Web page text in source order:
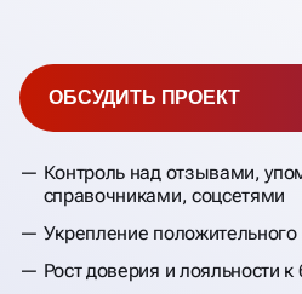
Контроль над отзывами,
справочниками, соцсетями
Укрепление
Рост доверия и лояльности к
ОБСУДИТЬ ПРОЕКТ